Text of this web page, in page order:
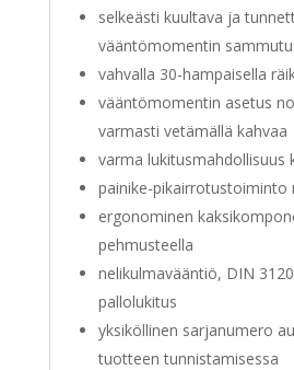
selkeästi kuultava ja
vääntömomentin
vahvalla 30-hampaisella
vääntömomentin asetus
varmasti vetämällä kahvaa
varma lukitusmahdollisuus
painike-pikairrotustoiminto
ergonominen
pehmusteella
nelikulmavääntiö, DIN
pallolukitus
yksiköllinen sarjanumero
tuotteen tunnistamisessa